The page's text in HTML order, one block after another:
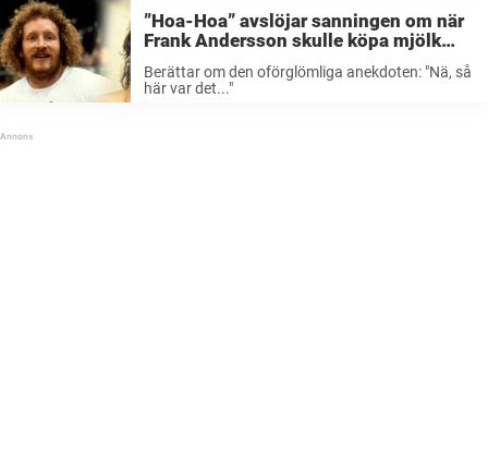
med TV-programmet På ...”Hoa-Hoa” avslöjar sanningen om när
Frank Andersson skulle köpa mjölk
och försvann: ”Nä, så här var det…”
Berättar om den oförglömliga anekdoten: "Nä, så
här var det..."